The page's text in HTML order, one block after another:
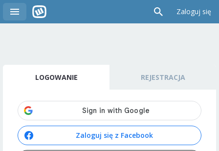
Zaloguj się
LOGOWANIE REJESTRACJA
Zaloguj się z Facebook